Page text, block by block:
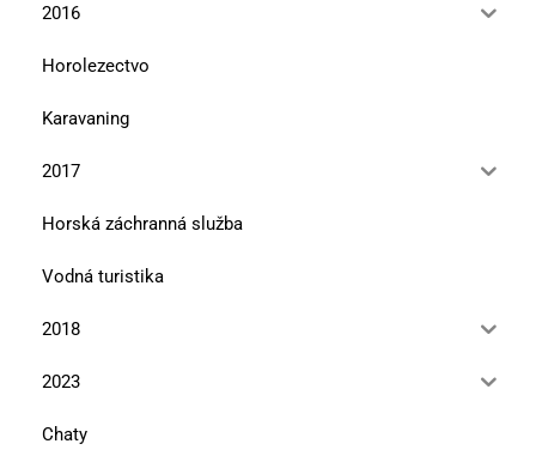
2016
Horolezectvo
Karavaning
2017
Horská záchranná služba
Vodná turistika
2018
2023
Chaty